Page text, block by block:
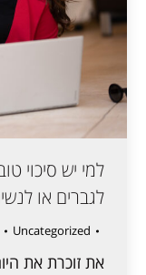
למי יש סיכוי
לגברים או
Uncategorized
את זוכרת את